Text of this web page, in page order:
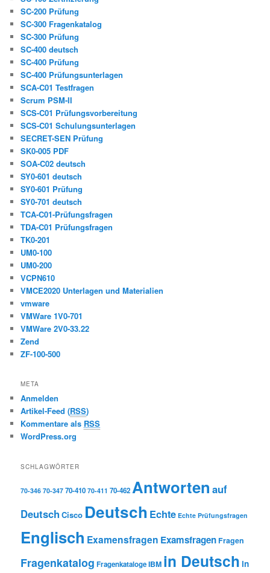
SC-200 Prüfung
SC-300 Fragenkatalog
SC-300 Prüfung
SC-400 deutsch
SC-400 Prüfung
SC-400 Prüfungsunterlagen
SCA-C01 Testfragen
Scrum PSM-II
SCS-C01 Prüfungsvorbereitung
SCS-C01 Schulungsunterlagen
SECRET-SEN Prüfung
SK0-005 PDF
SOA-C02 deutsch
SY0-601 deutsch
SY0-601 Prüfung
SY0-701 deutsch
TCA-C01-Prüfungsfragen
TDA-C01 Prüfungsfragen
TK0-201
UM0-100
UM0-200
VCPN610
VMCE2020 Unterlagen und Materialien
vmware
VMWare 1V0-701
VMWare 2V0-33.22
Zend
ZF-100-500
META
Anmelden
Artikel-Feed (RSS)
Kommentare als RSS
WordPress.org
SCHLAGWÖRTER
70-346 70-347 70-410 70-411 70-462Antworten auf
Deutsch Cisco Deutsch Echte Echte Prüfungsfragen
Englisch Examensfragen Examsfragen Fragen
Fragenkatalog FragenkatalogeIBM in Deutsch in